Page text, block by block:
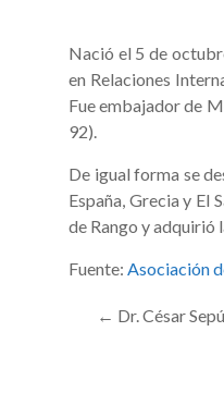
Nació el 5 de
en Relaciones
Fue embajador de
92).
De igual forma se
España, Grecia y El
de Rango y adquirió
Fuente: Asociación
← Dr. César